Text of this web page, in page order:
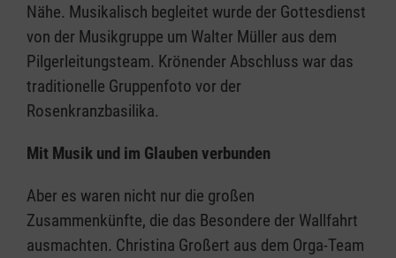
Nähe. Musikalisch begleitet wurde der Gottesdienst
von der Musikgruppe um Walter Müller aus dem
Pilgerleitungsteam. Krönender Abschluss war das
traditionelle Gruppenfoto vor der
Rosenkranzbasilika.
Mit Musik und im Glauben verbunden
Aber es waren nicht nur die großen
Zusammenkünfte, die das Besondere der Wallfahrt
ausmachten. Christina Großert aus dem Orga-Team